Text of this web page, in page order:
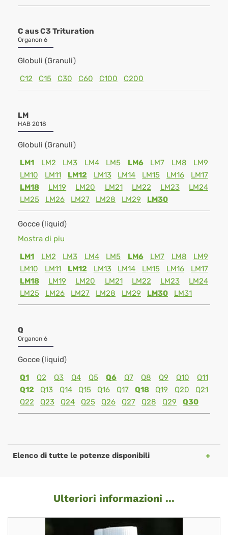
C aus C3 Trituration
Organon 6
Globuli (Granuli)
C12
C15 C30 C60 C100 C200
LM
HAB 2018
Globuli (Granuli)
LM1
LM2 LM3 LM4 LM5 LM6 LM7 LM8
LM9
LM10
LM11 LM12 LM13 LM14 LM15 LM16
LM17
LM18
LM19 LM20 LM21 LM22 LM23
LM24
LM25
LM26 LM27 LM28 LM29 LM30
Gocce (liquid)
Mostra di piu
LM1
LM2 LM3 LM4 LM5 LM6 LM7 LM8
LM9
LM10
LM11 LM12 LM13 LM14 LM15 LM16
LM17
LM18
LM19 LM20 LM21 LM22 LM23
LM24
LM25
LM26 LM27 LM28 LM29 LM30 LM31
Q
Organon 6
Gocce (liquid)
Q1
Q2 Q3 Q4 Q5 Q6 Q7 Q8 Q9 Q10
Q11
Q12
Q13 Q14 Q15 Q16 Q17 Q18 Q19 Q20
Q21
Q22
Q23 Q24 Q25 Q26 Q27 Q28 Q29 Q30
Elenco di tutte le potenze disponibili
Ulteriori informazioni ...